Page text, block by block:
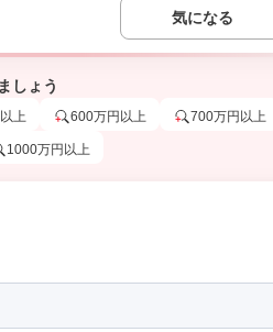
気になる
しょう
上 600万円以上 700万円以上
1000万円以上